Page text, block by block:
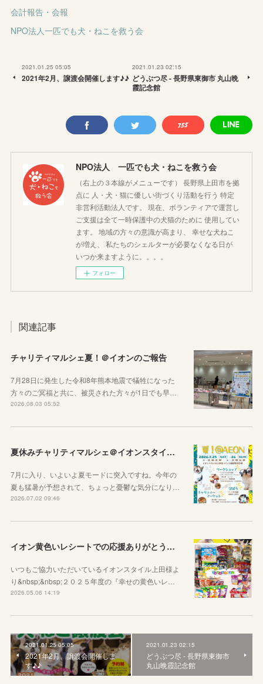
会計報告・会報
NPO法人一匹でも犬・ねこを救う会
2021.01.25 05:05
2021年2月、譲渡会開催します♪♪
2021.01.23 02:15
どうぶつ尽 - 長野県東御市 丸山晩
霞記念館
NPO法人 一匹でも犬・ねこを救う会
（右上の３本線がメニューです） 長野県上田市を拠
点に 人・犬・猫に優しい街づくり活動を行う 特定
非営利活動法人です。 現在、ボランティアで運営し
ご支援は全て一時保護中の犬猫のために 使用してい
ます。 地域の方々の意識が高まり、 幸せな犬ねこ
が増え、 私たちのシェルターが必要なくなる日が
いつか来ますように。。。。
フォロー
関連記事
チャリティマルシェ夏！＠イオンのご報告
7月28日に発生した令和8年熊本地震で犠牲になった
方々のご冥福と共に、被災された方々が1日でも早…
2026.08.03 05:52
夏休みチャリティマルシェ＠イオンスタイル上田のご案内
7月に入り、いよいよ夏モードに突入ですね。今年の
夏も猛暑が予想されて、ちょっと憂鬱な気分になり…
2026.07.02 09:46
イオン黄色いレシートでの応援ありがとうございました
いつもご協力いただいているイオンスタイル上田様よ
り&nbsp;&nbsp;２０２５年度の『幸せの黄色いレ…
2026.05.06 14:19
2021.01.25 05:05
2021年2月、譲渡会開催しま
す♪♪
2021.01.23 02:15
どうぶつ尽 - 長野県東御市
丸山晩霞記念館